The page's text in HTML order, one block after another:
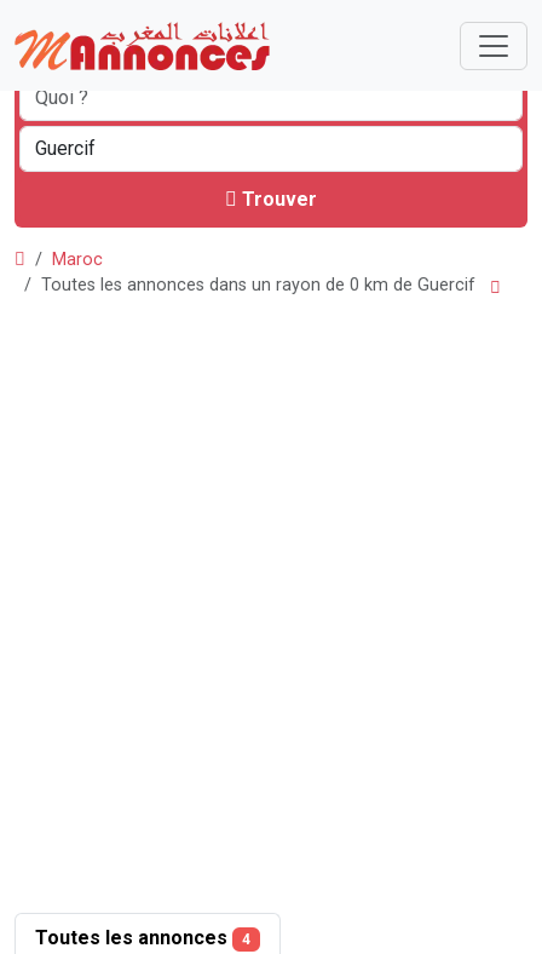
Trouver
Maroc
Toutes les annonces dans un rayon de 0 km de Guercif
Toutes les annonces 4